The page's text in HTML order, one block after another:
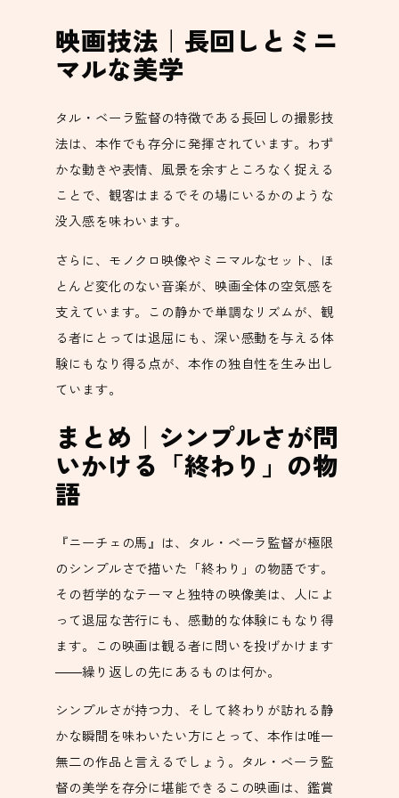
映画技法｜長回しとミニ
マルな美学
タル・ベーラ監督の特徴である長回しの撮影技
法は、本作でも存分に発揮されています。わず
かな動きや表情、風景を余すところなく捉える
ことで、観客はまるでその場にいるかのような
没入感を味わいます。
さらに、モノクロ映像やミニマルなセット、ほ
とんど変化のない音楽が、映画全体の空気感を
支えています。この静かで単調なリズムが、観
る者にとっては退屈にも、深い感動を与える体
験にもなり得る点が、本作の独自性を生み出し
ています。
まとめ｜シンプルさが問
いかける「終わり」の物
語
『ニーチェの馬』は、タル・ベーラ監督が極限
のシンプルさで描いた「終わり」の物語です。
その哲学的なテーマと独特の映像美は、人によ
って退屈な苦行にも、感動的な体験にもなり得
ます。この映画は観る者に問いを投げかけます
――繰り返しの先にあるものは何か。
シンプルさが持つ力、そして終わりが訪れる静
かな瞬間を味わいたい方にとって、本作は唯一
無二の作品と言えるでしょう。タル・ベーラ監
督の美学を存分に堪能できるこの映画は、鑑賞